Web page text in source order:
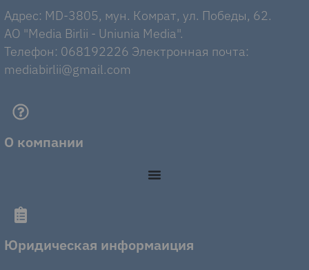
Адрес: MD-3805, мун. Комрат, ул. Победы, 62.
AO "Media Birlii - Uniunia Media".
Телефон: 068192226 Электронная почта:
mediabirlii@gmail.com
О компании
Юридическая информаиция